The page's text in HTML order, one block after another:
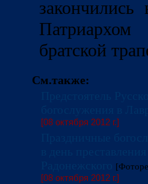
братской
См.также:
[08 октября 2012 г.]
[08 октября 2012 г.]